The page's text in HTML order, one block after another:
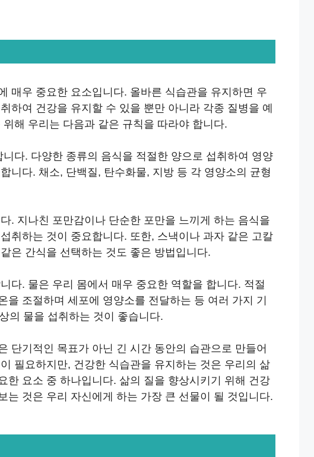
매우 중요한 요소입니다. 올바른 식습관을 유지하면 우
하여 건강을 유지할 수 있을 뿐만 아니라 각종 질병을 예
해 우리는 다음과 같은 규칙을 따라야 합니다.
다. 다양한 종류의 음식을 적절한 양으로 섭취하여 영양
니다. 채소, 단백질, 탄수화물, 지방 등 각 영양소의 균형
. 지나친 포만감이나 단순한 포만을 느끼게 하는 음식을
취하는 것이 중요합니다. 또한, 스낵이나 과자 같은 고칼
은 간식을 선택하는 것도 좋은 방법입니다.
다. 물은 우리 몸에서 매우 중요한 역할을 합니다. 적절
을 조절하며 세포에 영양소를 전달하는 등 여러 가지 기
의 물을 섭취하는 것이 좋습니다.
단기적인 목표가 아닌 긴 시간 동안의 습관으로 만들어
필요하지만, 건강한 식습관을 유지하는 것은 우리의 삶
한 요소 중 하나입니다. 삶의 질을 향상시키기 위해 건강
는 것은 우리 자신에게 하는 가장 큰 선물이 될 것입니다.